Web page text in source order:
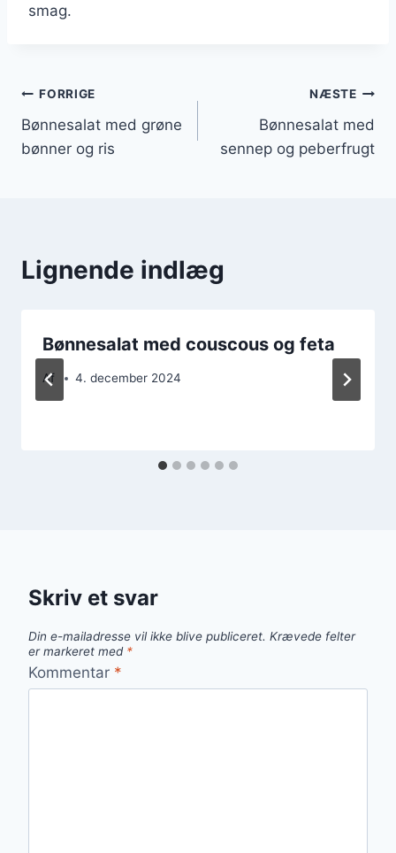
smag.
Indlægsnavigation
FORRIGE
Bønnesalat med grøne
bønner og ris
NÆSTE
Bønnesalat med
sennep og peberfrugt
Lignende indlæg
Bønnesalat med couscous og feta
Af 4. december 2024
Skriv et svar
Din e-mailadresse vil ikke blive publiceret. Krævede felter
er markeret med *
Kommentar *